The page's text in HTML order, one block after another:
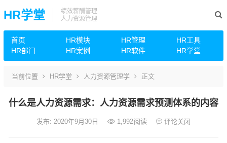
HR学堂
绩效薪酬管理
人力资源管理
首页 HR模块 HR管理
HR工具
HR部门
HR案例 HR软件 HR学堂
当前位置 HR学堂 人力资源管理学 正文
什么是人力资源需求：人力资源需求预测体系的内容
发布: 2020年9月30日 1,992阅读 评论关闭